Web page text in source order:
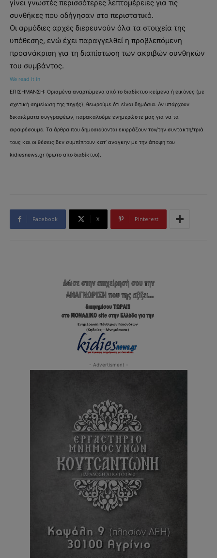
γίνει γνωστές περισσότερες λεπτομέρειες για τις
συνθήκες που οδήγησαν στο περιστατικό.
Οι αρμόδιες αρχές διερευνούν όλα τα στοιχεία της
υπόθεσης, ενώ έχει παραγγελθεί η προβλεπόμενη
προανάκριση για τη διαπίστωση των ακριβών συνθηκών
του συμβάντος.
We read it in
ΕΠΙΣΗΜΑΝΣΗ: Ορισμένα αναρτώμενα από το διαδίκτυο κείμενα ή εικόνες (με
σχετική σημείωση της πηγής), θεωρούμε ότι είναι δημόσια. Αν υπάρχουν
δικαιώματα συγγραφέων, παρακαλούμε ενημερώστε μας για να τα
αφαιρέσουμε. Τα άρθρα που δημοσιεύονται εκφράζουν τον/την συντάκτη/τριά
τους και οι θέσεις δεν συμπίπτουν κατ’ ανάγκην με την άποψη του
kidiesnews.gr (φώτο απο διαδίκτυο).
Facebook X Pinterest
- Advertisment -